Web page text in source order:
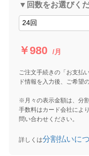
▼回数をお選びく
￥980 /月
ご注文手続きの「お支払
ド情報を入力後、ご希望
※月々の表示金額は、分
手数料はカード会社によ
問い合わせください。
詳しくは分割払いに